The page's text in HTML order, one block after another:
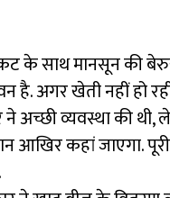
के साथ मानसून की
अगर खेती नहीं हो
अच्छी व्यवस्था की
आखिर कहां जाएगा.